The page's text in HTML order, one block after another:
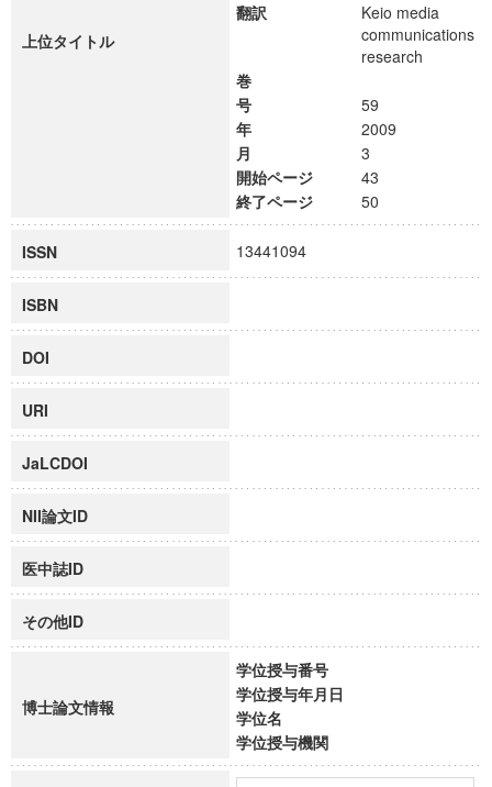
上位タイトル
翻訳
Keio media
communications
research
巻
号
59
年
2009
月
3
開始ページ
43
終了ページ
50
ISSN 13441094
ISBN
DOI
URI
JaLCDOI
NII論文ID
医中誌ID
その他ID
博士論文情報
学位授与番号
学位授与年月日
学位名
学位授与機関